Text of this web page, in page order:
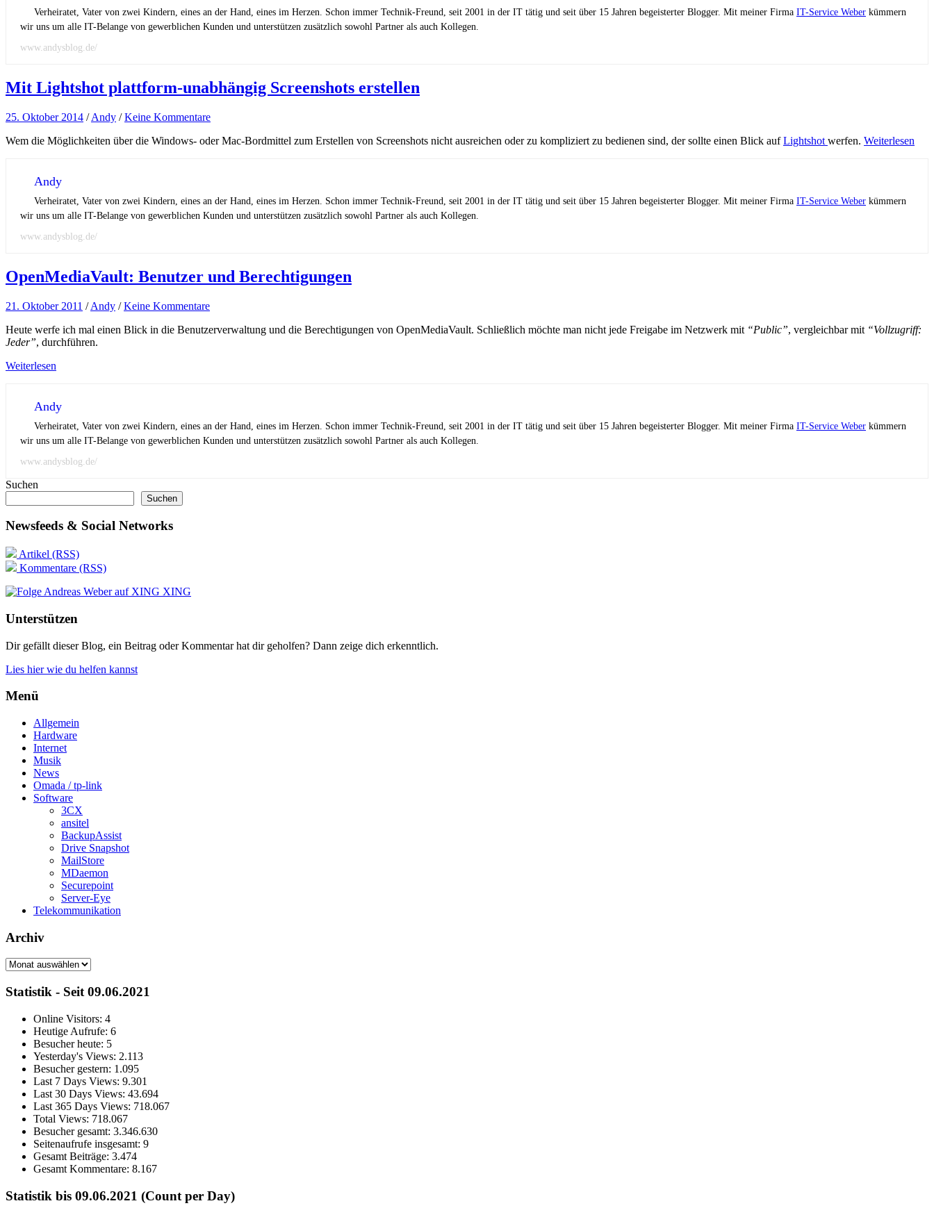
Verheiratet, Vater von zwei Kindern, eines an der Hand, eines im Herzen. Schon immer Technik-Freund, seit 2001 in der IT tätig und seit über 15 Jahren begeisterter Blogger. Mit meiner Firma IT-Service Weber kümmern
wir uns um alle IT-Belange von gewerblichen Kunden und unterstützen zusätzlich sowohl Partner als auch Kollegen.
www.andysblog.de/
Mit Lightshot plattform-unabhängig Screenshots erstellen
25. Oktober 2014 /Andy /Keine Kommentare
Wem die Möglichkeiten über die Windows- oder Mac-Bordmittel zum Erstellen von Screenshots nicht ausreichen oder zu kompliziert zu bedienen sind, der sollte einen Blick aufLightshot werfen. Weiterlesen
Andy
Verheiratet, Vater von zwei Kindern, eines an der Hand, eines im Herzen. Schon immer Technik-Freund, seit 2001 in der IT tätig und seit über 15 Jahren begeisterter Blogger. Mit meiner Firma IT-Service Weber kümmern
wir uns um alle IT-Belange von gewerblichen Kunden und unterstützen zusätzlich sowohl Partner als auch Kollegen.
www.andysblog.de/
OpenMediaVault: Benutzer und Berechtigungen
21. Oktober 2011 /Andy /Keine Kommentare
Heute werfe ich mal einen Blick in die Benutzerverwaltung und die Berechtigungen von OpenMediaVault. Schließlich möchte man nicht jede Freigabe im Netzwerk mit “Public”, vergleichbar mit “Vollzugriff:
Jeder”, durchführen.
Weiterlesen
Andy
Verheiratet, Vater von zwei Kindern, eines an der Hand, eines im Herzen. Schon immer Technik-Freund, seit 2001 in der IT tätig und seit über 15 Jahren begeisterter Blogger. Mit meiner Firma IT-Service Weber kümmern
wir uns um alle IT-Belange von gewerblichen Kunden und unterstützen zusätzlich sowohl Partner als auch Kollegen.
www.andysblog.de/
Suchen
Suchen
Newsfeeds & Social Networks
Artikel (RSS)
Kommentare (RSS)
XING
Unterstützen
Dir gefällt dieser Blog, ein Beitrag oder Kommentar hat dir geholfen? Dann zeige dich erkenntlich.
Lies hier wie du helfen kannst
Menü
Allgemein
Hardware
Internet
Musik
News
Omada / tp-link
Software
3CX
ansitel
BackupAssist
Drive Snapshot
MailStore
MDaemon
Securepoint
Server-Eye
Telekommunikation
Archiv
Archiv
Statistik - Seit 09.06.2021
Online Visitors: 4
Heutige Aufrufe: 6
Besucher heute: 5
Yesterday's Views: 2.113
Besucher gestern: 1.095
Last 7 Days Views: 9.301
Last 30 Days Views: 43.694
Last 365 Days Views: 718.067
Total Views: 718.067
Besucher gesamt: 3.346.630
Seitenaufrufe insgesamt: 9
Gesamt Beiträge: 3.474
Gesamt Kommentare: 8.167
Statistik bis 09.06.2021 (Count per Day)